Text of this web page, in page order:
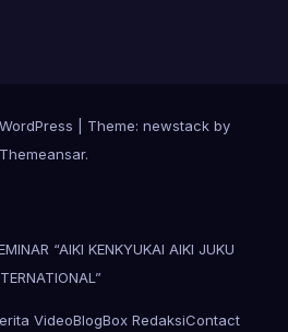
Theme: newstack by
Themeansar.
“AIKI KENKYUKAI AIKI JUKU
VideoBlogBox RedaksiContact